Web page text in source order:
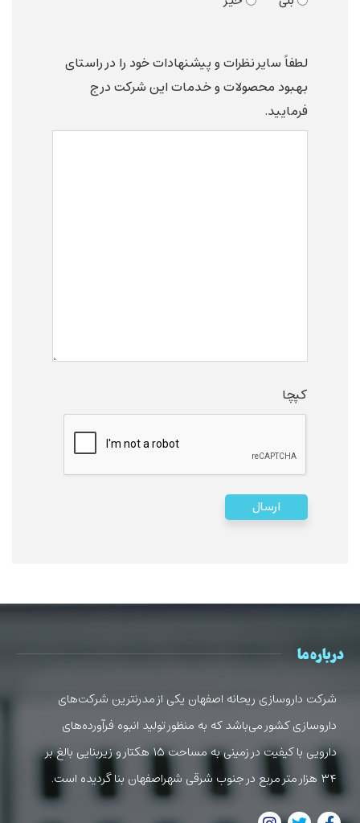
لطفاً سایر نظرات و پیشنهادات خود را در راستای
بهبود محصولات و خدمات این شرکت درج
فرمایید.
کپچا
درباره ما
شرکت داروسازی ریحانه اصفهان یکی از مدرنترین شرکت‌های
داروسازی کشور می‌باشد که به منظور تولید انبوه فرآورده‌های
دارویی با کیفیت در زمینی به مساحت ۱۵ هکتار و زیربنایی بالغ بر
۳۴ هزار متر مربع در جنوب شرقی شهراصفهان بنا گردیده است.